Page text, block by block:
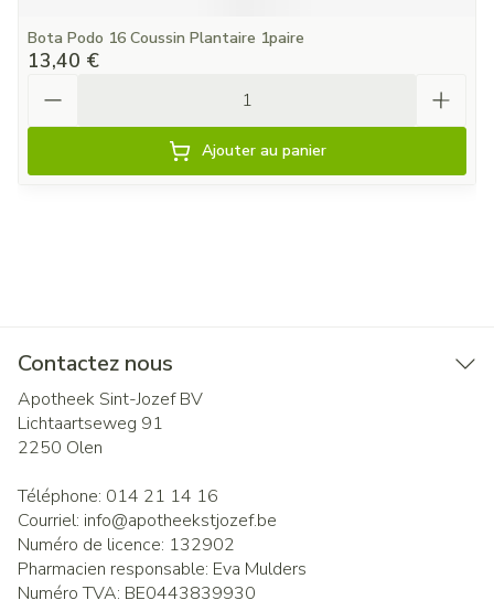
Bota Podo 16 Coussin Plantaire 1paire
13,40 €
Ajouter au panier
Contactez nous
Apotheek Sint-Jozef BV
Lichtaartseweg 91
2250 Olen
Téléphone: 014 21 14 16
Courriel: info@apotheekstjozef.be
Numéro de licence: 132902
Pharmacien responsable: Eva Mulders
Numéro TVA: BE0443839930